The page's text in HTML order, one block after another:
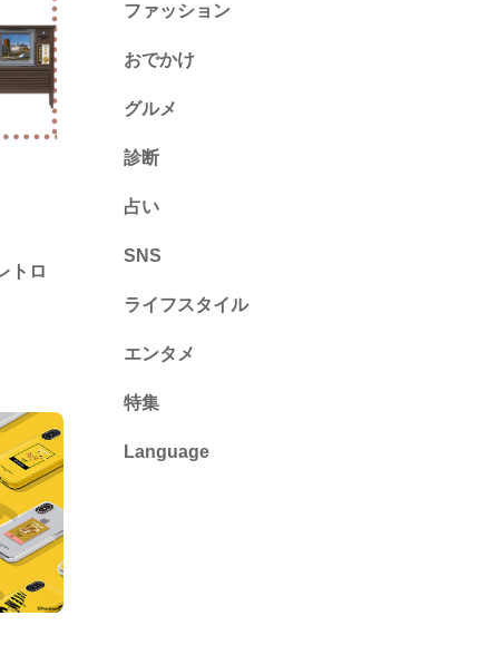
トロ
ファッション
トレンド
ネイル
おでかけ
グルメ
診断
診断
占い
心理テスト
SNS
ライフスタイル
推し活
カルチャー・暮らし
エンタメ
特集
Language